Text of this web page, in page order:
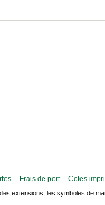
Frais de port Cotes
extensions, les symboles de